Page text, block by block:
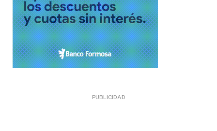
PUBLICIDAD